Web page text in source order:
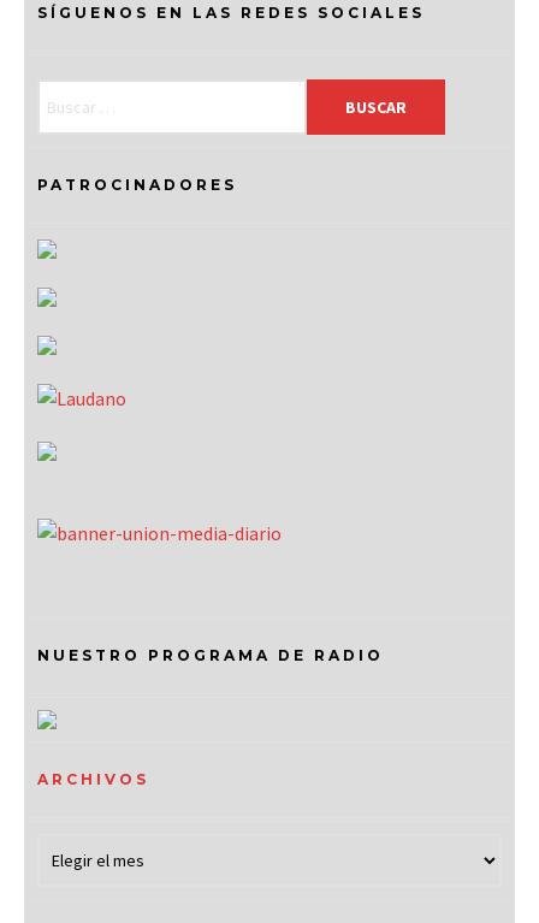
SÍGUENOS EN LAS REDES SOCIALES
PATROCINADORES
NUESTRO PROGRAMA DE RADIO
ARCHIVOS